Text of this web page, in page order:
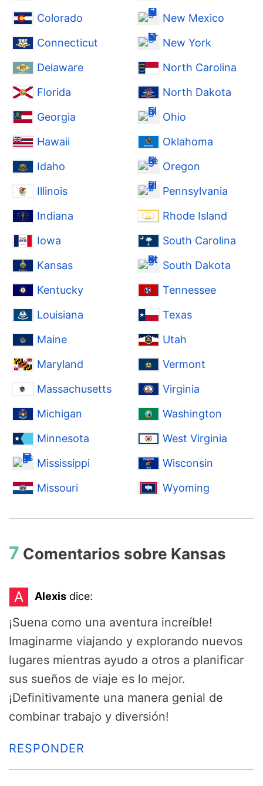
Colorado
Connecticut
Delaware
Florida
Georgia
Hawaii
Idaho
Illinois
Indiana
Iowa
Kansas
Kentucky
Louisiana
Maine
Maryland
Massachusetts
Michigan
Minnesota
Mississippi
Missouri
New Mexico
New York
North Carolina
North Dakota
Ohio
Oklahoma
Oregon
Pennsylvania
Rhode Island
South Carolina
South Dakota
Tennessee
Texas
Utah
Vermont
Virginia
Washington
West Virginia
Wisconsin
Wyoming
7 Comentarios sobre Kansas
A Alexis dice:
¡Suena como una aventura increíble!
Imaginarme viajando y explorando nuevos
lugares mientras ayudo a otros a planificar
sus sueños de viaje es lo mejor.
¡Definitivamente una manera genial de
combinar trabajo y diversión!
RESPONDER